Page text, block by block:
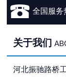
 全国服务
关于我们
河北振驰路桥